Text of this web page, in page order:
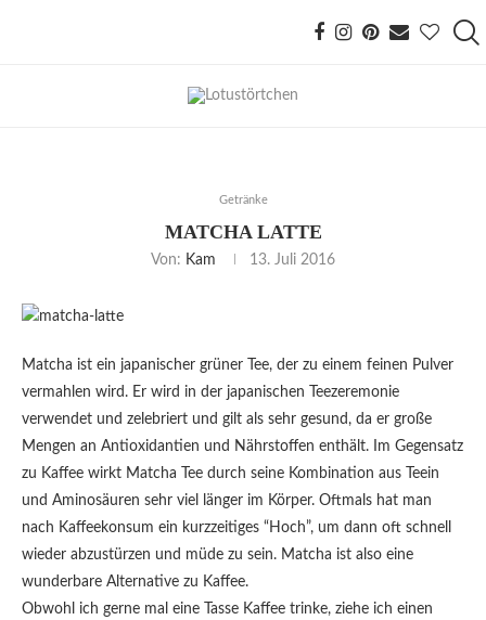
Getränke
MATCHA LATTE
Von: Kam 13. Juli 2016
Matcha ist ein japanischer grüner Tee, der zu einem feinen Pulver
vermahlen wird. Er wird in der japanischen Teezeremonie
verwendet und zelebriert und gilt als sehr gesund, da er große
Mengen an Antioxidantien und Nährstoffen enthält. Im Gegensatz
zu Kaffee wirkt Matcha Tee durch seine Kombination aus Teein
und Aminosäuren sehr viel länger im Körper. Oftmals hat man
nach Kaffeekonsum ein kurzzeitiges “Hoch”, um dann oft schnell
wieder abzustürzen und müde zu sein. Matcha ist also eine
wunderbare Alternative zu Kaffee.
Obwohl ich gerne mal eine Tasse Kaffee trinke, ziehe ich einen